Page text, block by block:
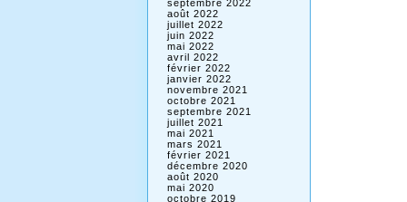
septembre 2022
août 2022
juillet 2022
juin 2022
mai 2022
avril 2022
février 2022
janvier 2022
novembre 2021
octobre 2021
septembre 2021
juillet 2021
mai 2021
mars 2021
février 2021
décembre 2020
août 2020
mai 2020
octobre 2019